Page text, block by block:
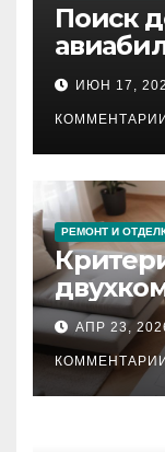
Поиск
ИЮН 17,
РЕМОНТ И
АПР 23,